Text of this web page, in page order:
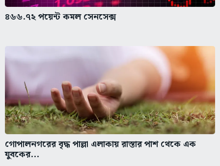
৪৬৬.৭২ পয়েন্ট কমল সেনসেক্স
গোপালনগরের বৃদ্ধ পাল্লা এলাকায় রাস্তার পাশ থেকে এক
যুবকের...